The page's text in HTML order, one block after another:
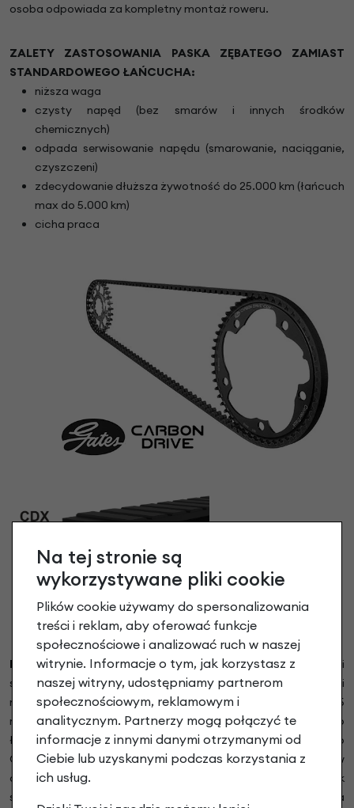
osoba odpowiada za kompletny montaż roweru.
ZALETY ZASTOSOWANIA PASKA ZĘBATEGO ZAMIAST
STANDARDOWEGO ŁAŃCUCHA:
niższa waga
czysty napęd (bez smarów i innych środków
chemicznych)
odpada serwisowanie napędu (smarowanie, naciąganie,
czyszczeni)
zdecydowanie dłuższa żywotność do 25.000 km (łańcuch
max do 5.000 km)
cicha praca
Pasek zębaty Gates Carbon Drive CDX™. Łańcuch i
stalowe zębatki zostały zastąpione nowoczesnym i
niezawodnym napędem na pasek zębaty Carbon Drive CDX z 5
razy większą żywotnością w stosunku do standardowego
łańcucha. Gwarantowana żywotność paska zębatego
Carbon Drive to, aż 25.000 km co dla większości rowerzystów
oznacza dożywotnią pracę napędu bez jakiegokolwiek
serwisu. Pasek zębaty to lepsze przeniesienie napędu, cicha
Na tej stronie są
wykorzystywane pliki cookie
Plików cookie używamy do spersonalizowania
treści i reklam, aby oferować funkcje
społecznościowe i analizować ruch w naszej
witrynie. Informacje o tym, jak korzystasz z
naszej witryny, udostępniamy partnerom
społecznościowym, reklamowym i
analitycznym. Partnerzy mogą połączyć te
informacje z innymi danymi otrzymanymi od
Ciebie lub uzyskanymi podczas korzystania z
ich usług.